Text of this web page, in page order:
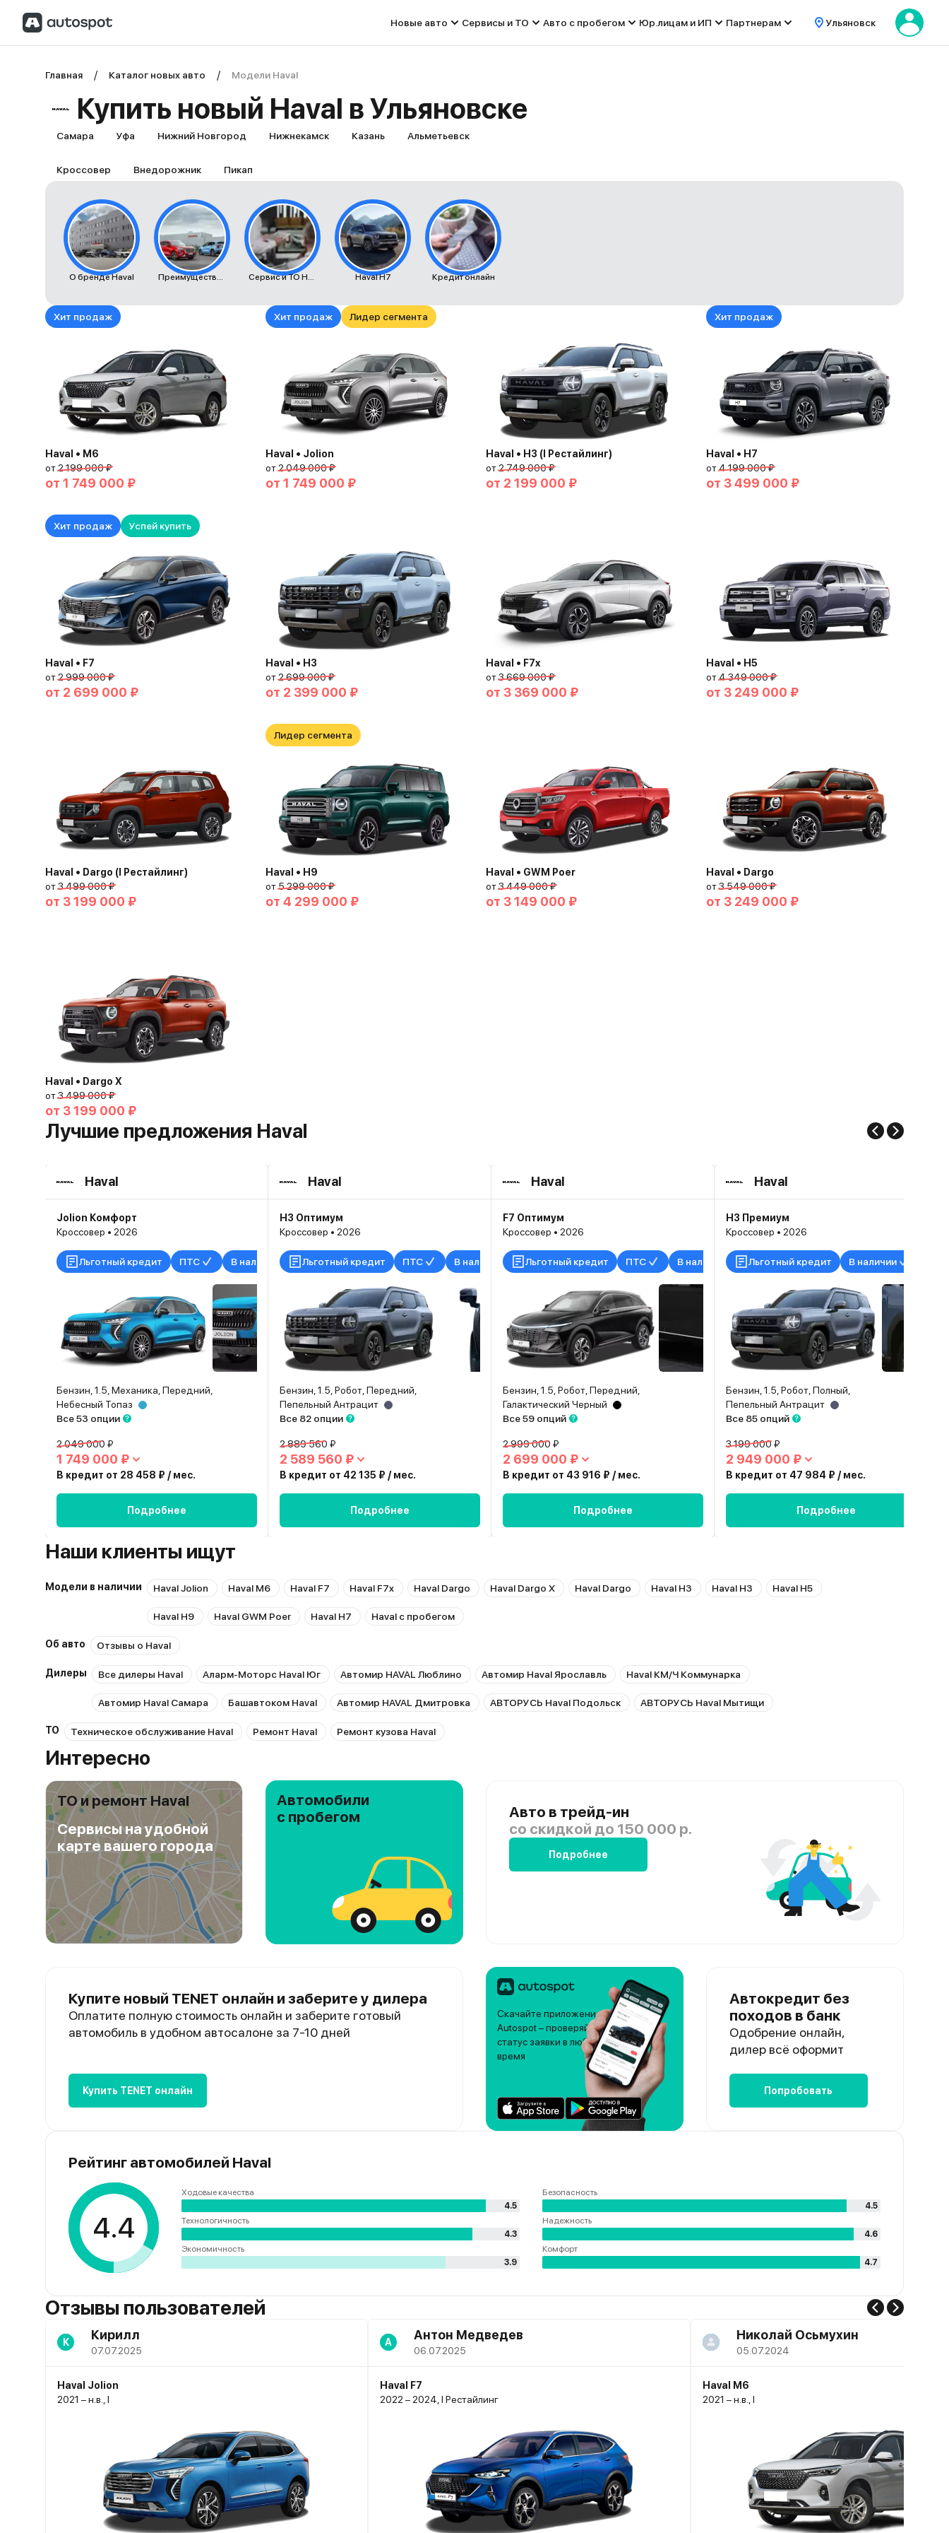
Новые авто Сервисы и ТО Авто с пробегом Юр.лицам и ИП Партнерам Ульяновск
Главная Каталог новых авто Модели Haval
Купить новый Haval в Ульяновске
Самара Уфа Нижний Новгород Нижнекамск Казань Альметьевск
Кроссовер Внедорожник Пикап
О бренде Haval Преимущества автомобилей Haval Сервис и ТО Haval Haval H7 Кредит онлайн
Хит продаж
Haval • M6
от2 199 000 ₽
от 1 749 000 ₽
Хит продаж Лидер сегмента
Haval • Jolion
от2 049 000 ₽
от 1 749 000 ₽
Haval • H3 (I Рестайлинг)
от2 749 000 ₽
от 2 199 000 ₽
Хит продаж
Haval • H7
от4 199 000 ₽
от 3 499 000 ₽
Хит продаж Успей купить
Haval • F7
от2 999 000 ₽
от 2 699 000 ₽
Haval • H3
от2 699 000 ₽
от 2 399 000 ₽
Haval • F7x
от3 669 000 ₽
от 3 369 000 ₽
Haval • H5
от4 349 000 ₽
от 3 249 000 ₽
Haval • Dargo (I Рестайлинг)
от3 499 000 ₽
от 3 199 000 ₽
Лидер сегмента
Haval • H9
от5 299 000 ₽
от 4 299 000 ₽
Haval • GWM Poer
от3 449 000 ₽
от 3 149 000 ₽
Haval • Dargo
от3 549 000 ₽
от 3 249 000 ₽
Haval • Dargo X
от3 499 000 ₽
от 3 199 000 ₽
Лучшие предложения Haval
Haval
Jolion Комфорт
Кроссовер • 2026
Льготный кредит ПТС В наличии
Бензин, 1.5, Механика, Передний,
Небесный Топаз
Все 53 опции
2 049 000 ₽
1 749 000 ₽
В кредит от 28 458 ₽ / мес.
Подробнее
Haval
H3 Оптимум
Кроссовер • 2026
Льготный кредит ПТС В наличии
Бензин, 1.5, Робот, Передний,
Пепельный Антрацит
Все 82 опции
2 889 560 ₽
2 589 560 ₽
В кредит от 42 135 ₽ / мес.
Подробнее
Haval
F7 Оптимум
Кроссовер • 2026
Льготный кредит ПТС В наличии
Бензин, 1.5, Робот, Передний,
Галактический Черный
Все 59 опций
2 999 000 ₽
2 699 000 ₽
В кредит от 43 916 ₽ / мес.
Подробнее
Haval
H3 Премиум
Кроссовер • 2026
Льготный кредит В наличии
Бензин, 1.5, Робот, Полный,
Пепельный Антрацит
Все 85 опций
3 199 000 ₽
2 949 000 ₽
В кредит от 47 984 ₽ / мес.
Подробнее
Наши клиенты ищут
Модели в наличии Haval Jolion Haval M6 Haval F7 Haval F7x Haval Dargo Haval Dargo X Haval Dargo Haval H3 Haval H3 Haval H5
Haval H9 Haval GWM Poer Haval H7 Haval с пробегом
Об авто Отзывы о Haval
Дилеры Все дилеры Haval Аларм-Моторс Haval Юг Автомир HAVAL Люблино Автомир Haval Ярославль Haval КМ/Ч Коммунарка
Автомир Haval Самара Башавтоком Haval Автомир HAVAL Дмитровка АВТОРУСЬ Haval Подольск АВТОРУСЬ Haval Мытищи
ТО Техническое обслуживание Haval Ремонт Haval Ремонт кузова Haval
Интересно
ТО и ремонт Haval
Сервисы на удобной
карте вашего города
Автомобили
с пробегом
Авто в трейд-ин
со скидкой до 150 000 р.
Подробнее
Купите новый TENET онлайн и заберите у дилера
Оплатите полную стоимость онлайн и заберите готовый
автомобиль в удобном автосалоне за 7-10 дней
Купить TENET онлайн
Скачайте приложение
Autospot – проверяйте
статус заявки в любое
время
Автокредит без
походов в банк
Одобрение онлайн,
дилер всё оформит
Попробовать
Рейтинг автомобилей Haval
4.4
Ходовые качества
4.5
Технологичность
4.3
Экономичность
3.9
Безопасность
4.5
Надежность
4.6
Комфорт
4.7
Отзывы пользователей
К Кирилл
07.07.2025
Haval Jolion
2021 – н.в., I
А Антон Медведев
06.07.2025
Haval F7
2022 – 2024, I Рестайлинг
Николай Осьмухин
05.07.2024
Haval M6
2021 – н.в., I